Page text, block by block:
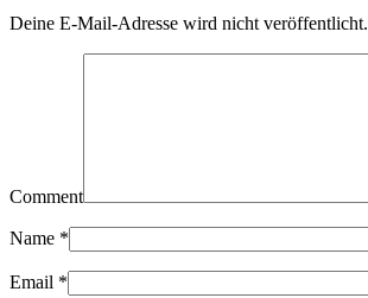
Deine E-Mail-Adresse wird nicht veröffentlicht.
Comment
Name *
Email *